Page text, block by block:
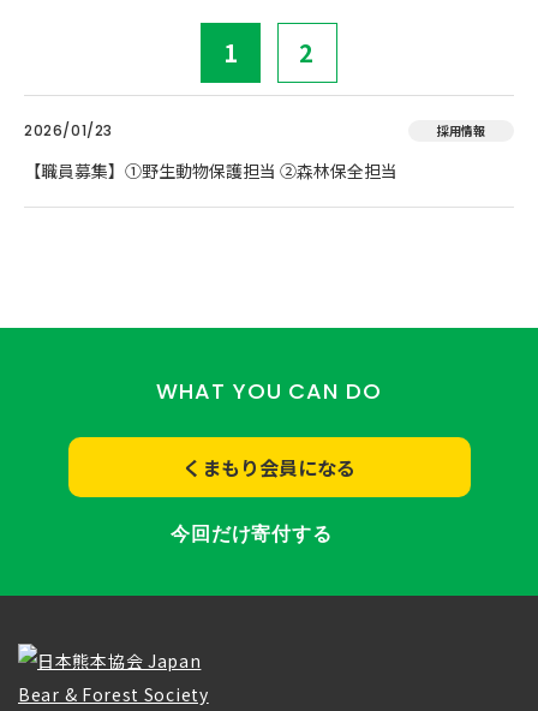
1 2
2026/01/23 採用情報
【職員募集】①野生動物保護担当 ②森林保全担当
WHAT YOU CAN DO
くまもり会員になる
今回だけ寄付する